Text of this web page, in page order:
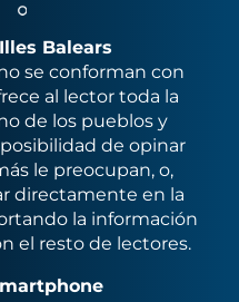
Balears
se conforman con
al lector toda la
de los pueblos y
de opinar
le preocupan, o,
directamente en la
la información
el resto de lectores.